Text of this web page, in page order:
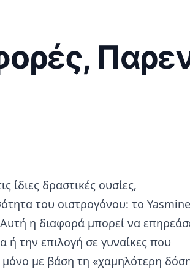
ίδιες δραστικές ουσίες,
του οιστρογόνου: το
η διαφορά μπορεί να
ή την επιλογή σε γυναίκες που
μόνο με βάση τη «χαμηλότερη